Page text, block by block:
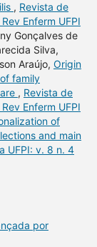
, Revista de
Enferm UFPI
Gonçalves de
Silva,
Araújo, Origin
family
, Revista de
Enferm UFPI
of
and main
UFPI: v. 8 n. 4
por